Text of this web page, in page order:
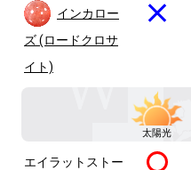
インカロー
ズ (ロードクロサ
イト)
太陽光
エイラットストー